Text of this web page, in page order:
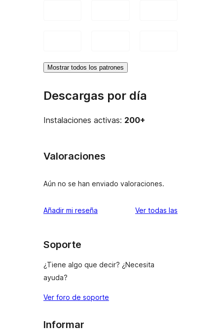
Mostrar todos los patrones
Descargas por día
Instalaciones activas: 200+
Valoraciones
Aún no se han enviado valoraciones.
Añadir mi reseña Ver todas las
Soporte
¿Tiene algo que decir? ¿Necesita
ayuda?
Ver foro de soporte
Informar